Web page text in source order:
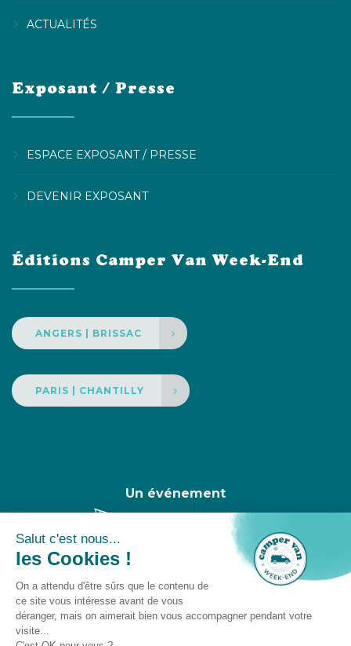
ACTUALITÉS
Exposant / Presse
ESPACE EXPOSANT / PRESSE
DEVENIR EXPOSANT
Éditions Camper Van Week-End
ANGERS | BRISSAC
PARIS | CHANTILLY
Un événement
Camper Van Week-End © 2025 -